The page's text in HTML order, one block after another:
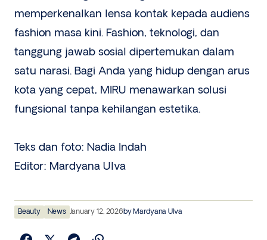
memperkenalkan lensa kontak kepada audiens
fashion masa kini. Fashion, teknologi, dan
tanggung jawab sosial dipertemukan dalam
satu narasi. Bagi Anda yang hidup dengan arus
kota yang cepat, MIRU menawarkan solusi
fungsional tanpa kehilangan estetika.
Teks dan foto: Nadia Indah
Editor: Mardyana Ulva
Beauty News January 12, 2026byMardyana Ulva